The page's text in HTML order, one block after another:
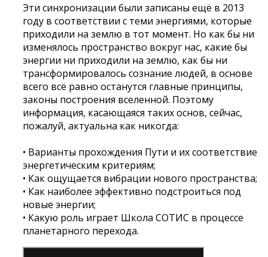
Эти синхронизации были записаны ещё в 2013
году в соответствии с теми энергиями, которые
приходили на землю в тот момент. Но как бы ни
изменялось пространство вокруг нас, какие бы
энергии ни приходили на землю, как бы ни
трансформировалось сознание людей, в основе
всего всё равно останутся главные принципы,
законы построения вселенной. Поэтому
информация, касающаяся таких основ, сейчас,
пожалуй, актуальна как никогда:
• Варианты прохождения Пути и их соответствие
энергетическим критериям;
• Как ощущается вибрации нового пространства;
• Как наиболее эффективно подстроиться под
новые энергии;
• Какую роль играет Школа СОТИС в процессе
планетарного перехода.